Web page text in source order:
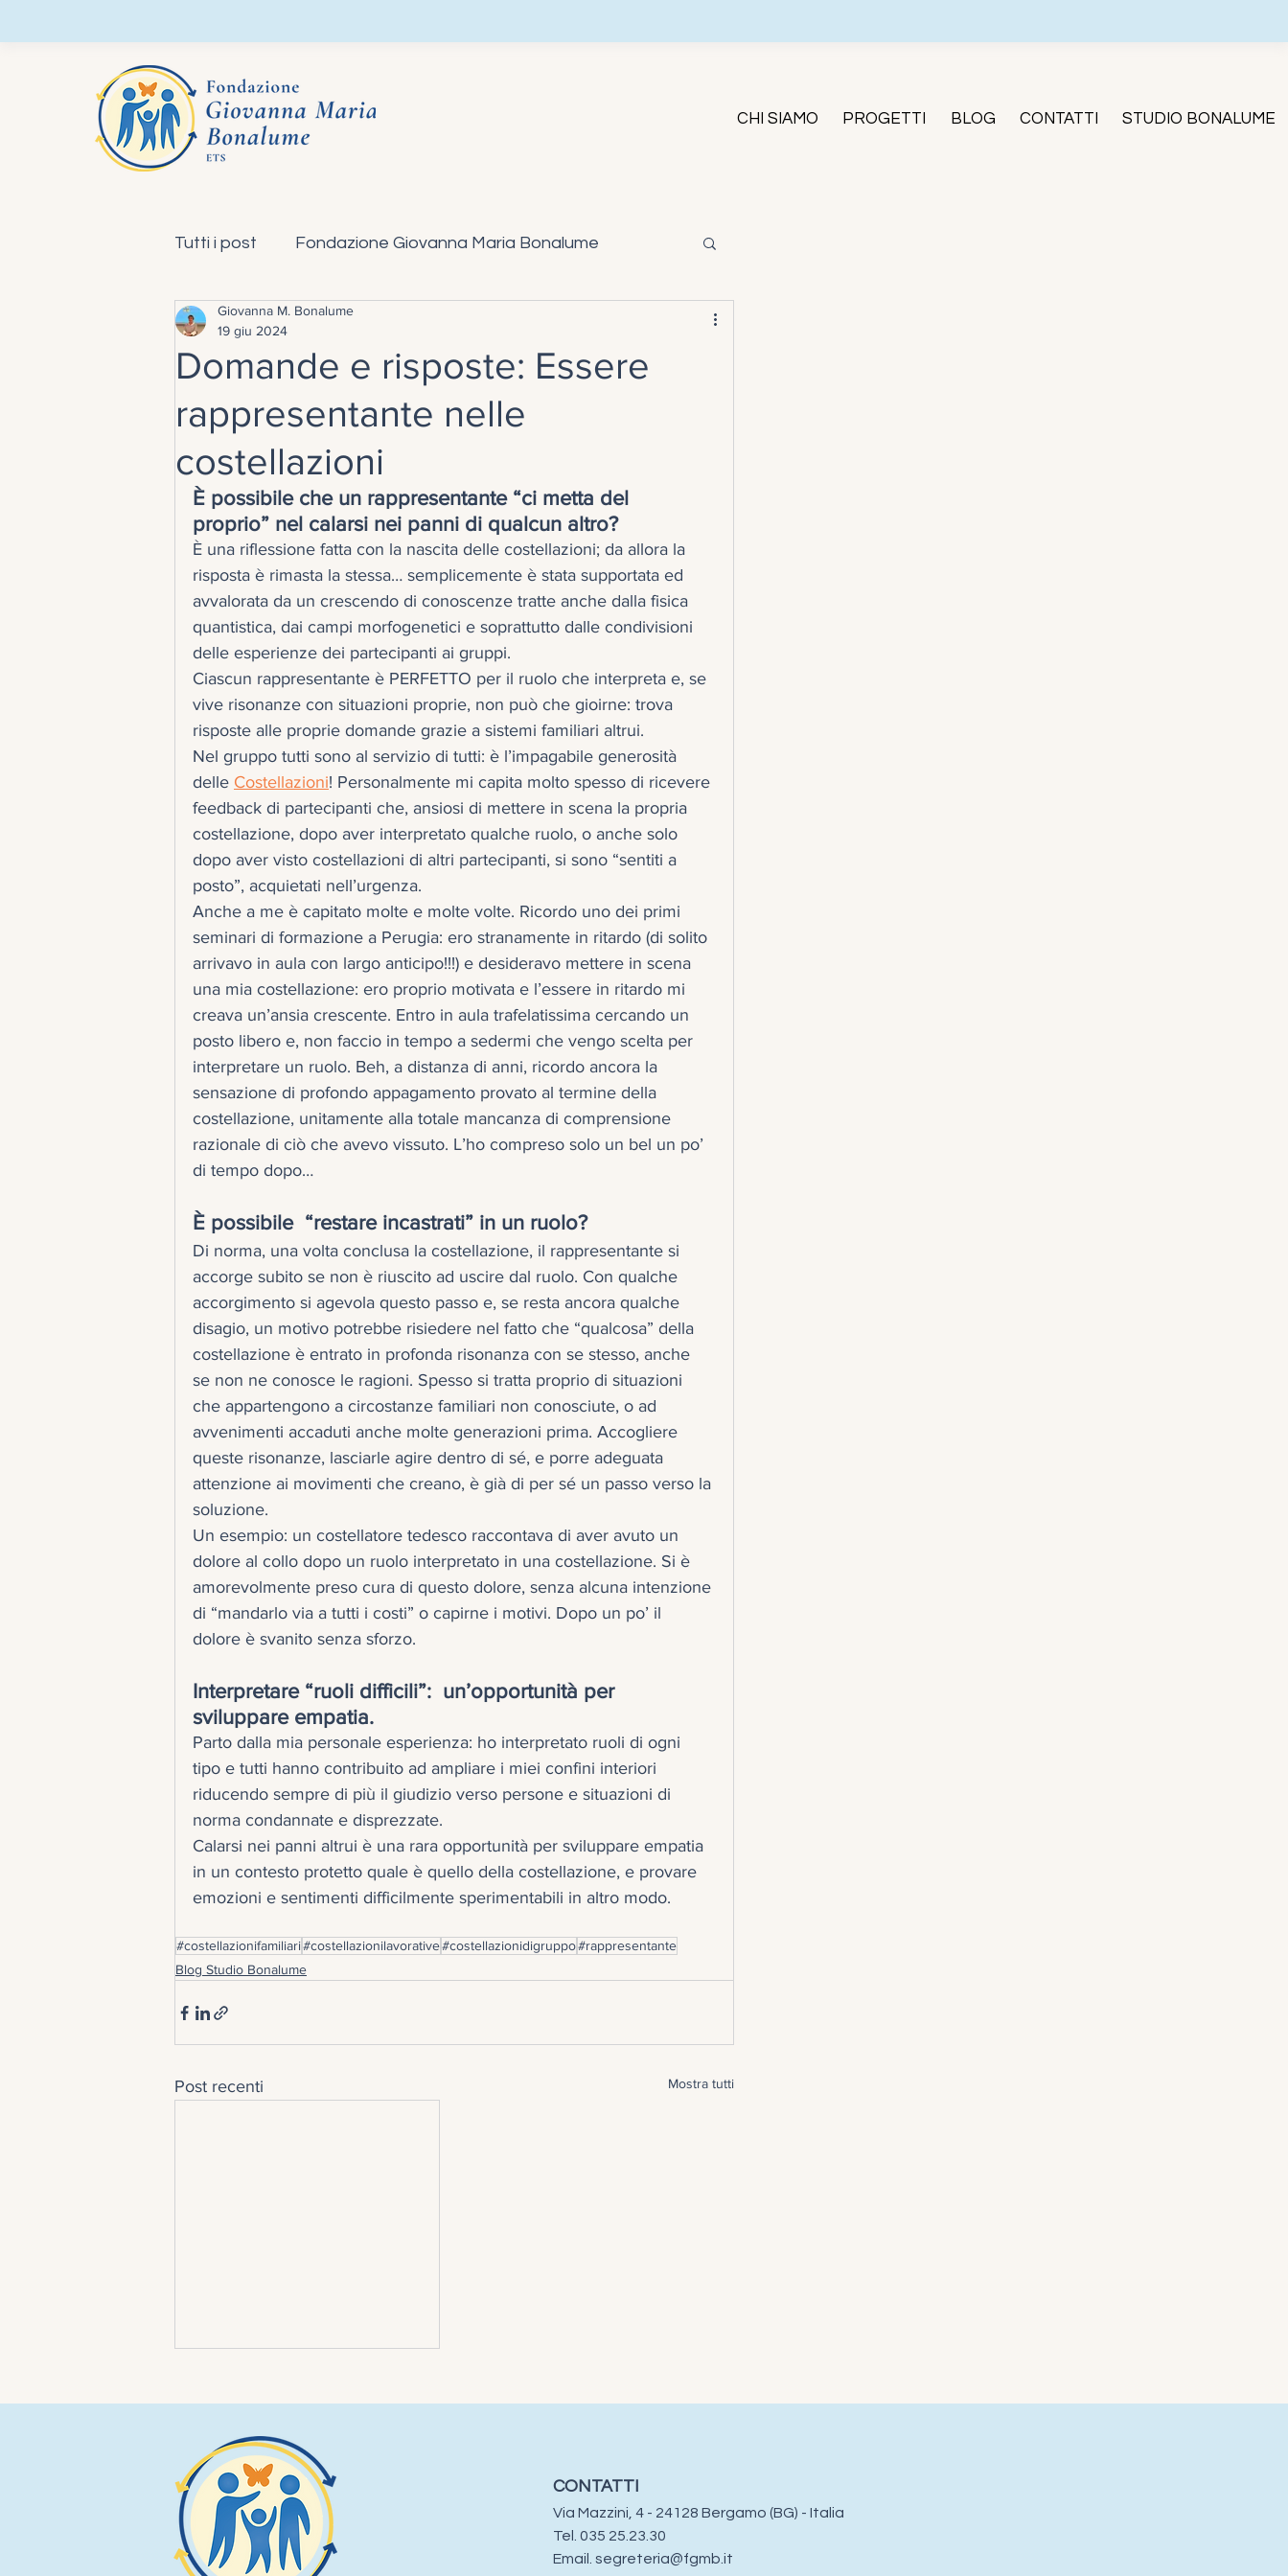
CHI SIAMO PROGETTI BLOG CONTATTI STUDIO BONALUME
Tutti i post Fondazione Giovanna Maria Bonalume
Blog Studio Bonalume
Domande e risposte: Essere
rappresentante nelle
costellazioni
Giovanna M. Bonalume
19 giu 2024
È possibile che un rappresentante “ci metta del
proprio” nel calarsi nei panni di qualcun altro?
È una riflessione fatta con la nascita delle costellazioni; da allora la
risposta è rimasta la stessa… semplicemente è stata supportata ed
avvalorata da un crescendo di conoscenze tratte anche dalla fisica
quantistica, dai campi morfogenetici e soprattutto dalle condivisioni
delle esperienze dei partecipanti ai gruppi.
Ciascun rappresentante è PERFETTO per il ruolo che interpreta e, se
vive risonanze con situazioni proprie, non può che gioirne: trova
risposte alle proprie domande grazie a sistemi familiari altrui.
Nel gruppo tutti sono al servizio di tutti: è l’impagabile generosità
delle Costellazioni! Personalmente mi capita molto spesso di ricevere
feedback di partecipanti che, ansiosi di mettere in scena la propria
costellazione, dopo aver interpretato qualche ruolo, o anche solo
dopo aver visto costellazioni di altri partecipanti, si sono “sentiti a
posto”, acquietati nell’urgenza.
Anche a me è capitato molte e molte volte. Ricordo uno dei primi
seminari di formazione a Perugia: ero stranamente in ritardo (di solito
arrivavo in aula con largo anticipo!!!) e desideravo mettere in scena
una mia costellazione: ero proprio motivata e l’essere in ritardo mi
creava un’ansia crescente. Entro in aula trafelatissima cercando un
posto libero e, non faccio in tempo a sedermi che vengo scelta per
interpretare un ruolo. Beh, a distanza di anni, ricordo ancora la
sensazione di profondo appagamento provato al termine della
costellazione, unitamente alla totale mancanza di comprensione
razionale di ciò che avevo vissuto. L’ho compreso solo un bel un po’
di tempo dopo…
È possibile  “restare incastrati” in un ruolo?
Di norma, una volta conclusa la costellazione, il rappresentante si
accorge subito se non è riuscito ad uscire dal ruolo. Con qualche
accorgimento si agevola questo passo e, se resta ancora qualche
disagio, un motivo potrebbe risiedere nel fatto che “qualcosa” della
costellazione è entrato in profonda risonanza con se stesso, anche
se non ne conosce le ragioni. Spesso si tratta proprio di situazioni
che appartengono a circostanze familiari non conosciute, o ad
avvenimenti accaduti anche molte generazioni prima. Accogliere
queste risonanze, lasciarle agire dentro di sé, e porre adeguata
attenzione ai movimenti che creano, è già di per sé un passo verso la
soluzione.
Un esempio: un costellatore tedesco raccontava di aver avuto un
dolore al collo dopo un ruolo interpretato in una costellazione. Si è
amorevolmente preso cura di questo dolore, senza alcuna intenzione
di “mandarlo via a tutti i costi” o capirne i motivi. Dopo un po’ il
dolore è svanito senza sforzo.
Interpretare “ruoli difficili”:  un’opportunità per
sviluppare empatia.
Parto dalla mia personale esperienza: ho interpretato ruoli di ogni
tipo e tutti hanno contribuito ad ampliare i miei confini interiori
riducendo sempre di più il giudizio verso persone e situazioni di
norma condannate e disprezzate.
Calarsi nei panni altrui è una rara opportunità per sviluppare empatia
in un contesto protetto quale è quello della costellazione, e provare
emozioni e sentimenti difficilmente sperimentabili in altro modo.
#costellazionifamiliari#costellazionilavorative#costellazionidigruppo#rappresentante
Blog Studio Bonalume
Post recenti Mostra tutti
Domande e risposte: Come
si svolge una costellazione?
CONTATTI
Via Mazzini, 4 - 24128 Bergamo (BG) - Italia
Tel. 035 25.23.30​​
Email. segreteria@fgmb.it